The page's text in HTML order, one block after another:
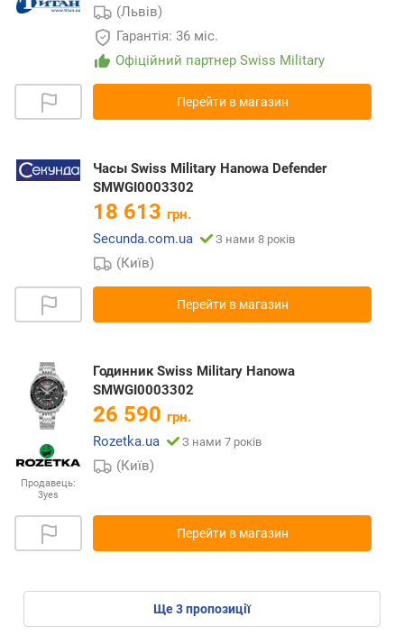
(Львів)
Гарантія: 36 міс.
Офіційний партнер Swiss Military
Перейти в магазин
Часы Swiss Military Hanowa Defender
SMWGI0003302
18 613 грн.
Secunda.com.ua
З нами 8 років
(Київ)
Перейти в магазин
Продавець:
3yes
Годинник Swiss Military Hanowa
SMWGI0003302
26 590 грн.
Rozetka.ua
З нами 7 років
(Київ)
Перейти в магазин
ще3пропозиції